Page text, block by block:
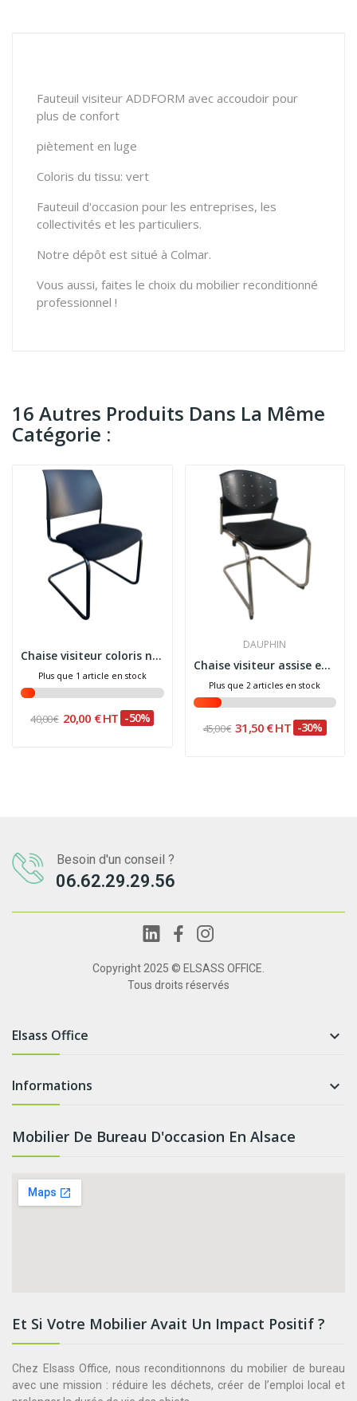
Fauteuil visiteur ADDFORM avec accoudoir pour
plus de confort
piètement en luge
Coloris du tissu: vert
Fauteuil d'occasion pour les entreprises, les
collectivités et les particuliers.
Notre dépôt est situé à Colmar.
Vous aussi, faites le choix du mobilier reconditionné
professionnel !
16 Autres Produits Dans La Même
Catégorie :
Chaise visiteur coloris noir piètement luge
Plus que 1 article en stock
40,00 € 20,00 € HT -50%
DAUPHIN
Chaise visiteur assise en tissu noir DAUPHIN
Plus que 2 articles en stock
45,00 € 31,50 € HT -30%
Besoin d'un conseil ?
06.62.29.29.56
Copyright 2025 © ELSASS OFFICE.
Tous droits réservés
Elsass Office 
Informations 
Mobilier De Bureau D'occasion En Alsace
Et Si Votre Mobilier Avait Un Impact Positif ?
Chez Elsass Office, nous reconditionnons du mobilier de bureau
avec une mission : réduire les déchets, créer de l’emploi local et